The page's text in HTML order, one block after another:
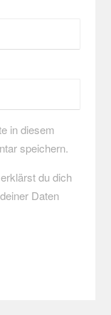
in diesem
speichern.
du dich
Daten